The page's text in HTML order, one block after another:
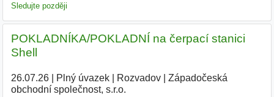
Sledujte později
POKLADNÍKA/POKLADNÍ na čerpací stanici
Shell
26.07.26| Plný úvazek| Rozvadov|
Západočeská
obchodní společnost, s.r.o.